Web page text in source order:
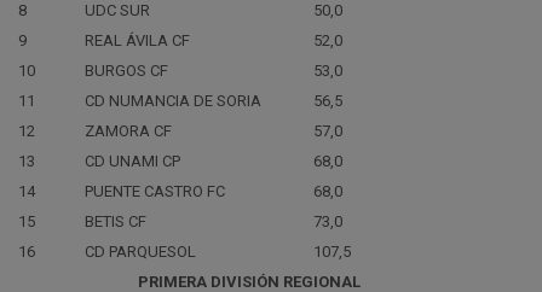
8
UDC SUR
50,0
9
REAL ÁVILA CF
52,0
10
BURGOS CF
53,0
11
CD NUMANCIA DE SORIA
56,5
12
ZAMORA CF
57,0
13
CD UNAMI CP
68,0
14
PUENTE CASTRO FC
68,0
15
BETIS CF
73,0
16
CD PARQUESOL
107,5
PRIMERA DIVISIÓN REGIONAL